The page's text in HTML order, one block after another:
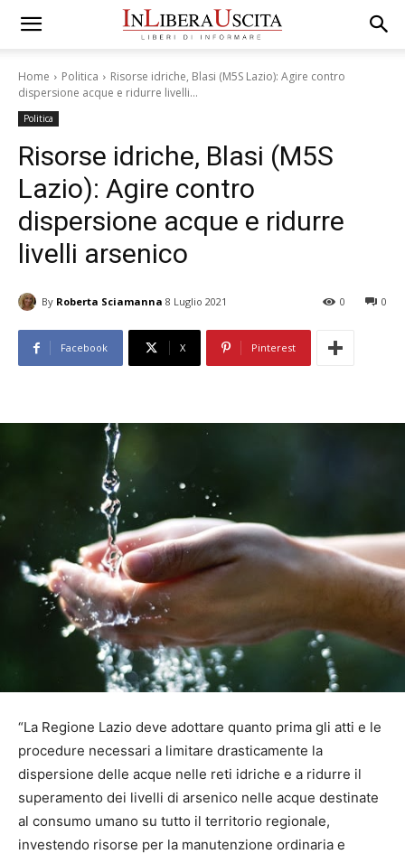
Home Politica
Risorse idriche, Blasi (M5S Lazio): Agire contro
dispersione acque e ridurre livelli...
Politica
Risorse idriche, Blasi (M5S
Lazio): Agire contro
dispersione acque e ridurre
livelli arsenico
By Roberta Sciamanna 8 Luglio 2021 0
0
Facebook X Pinterest
“La Regione Lazio deve adottare quanto prima gli atti e le
procedure necessari a limitare drasticamente la
dispersione delle acque nelle reti idriche e a ridurre il
superamento dei livelli di arsenico nelle acque destinate
al consumo umano su tutto il territorio regionale,
investendo risorse per la manutenzione ordinaria e